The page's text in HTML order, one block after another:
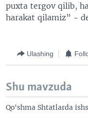
puxta tergov qilib,
harakat qilamiz” -
Ulashing
Shu mavzuda
Qo'shma Shtatlarda